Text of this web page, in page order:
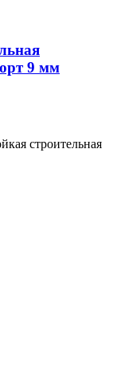
9 мм
строительная